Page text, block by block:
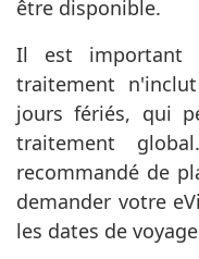
être disponible.
Il est important
traitement
jours fériés, qui
traitement
recommandé de
demander votre
les dates de